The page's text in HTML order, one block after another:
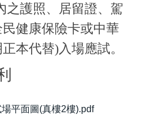
之護照、居留證、駕
健康保險卡或中華
本代替)入場應試。
平面圖(真樓2樓).pdf